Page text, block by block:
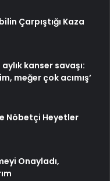
Çarpıştığı Kaza
aylık kanser savaşı:
meğer çok acımış’
Nöbetçi Heyetler
Onayladı,